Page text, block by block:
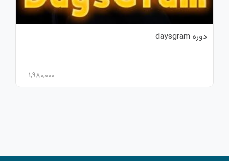
دوره daysgram
1,980,000